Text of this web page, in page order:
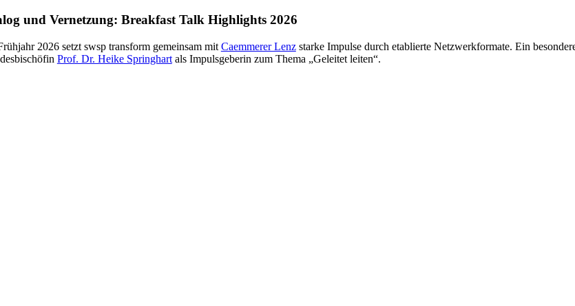
und Vernetzung: Breakfast Talk Highlights 2026
2026 setzt swsp transform gemeinsam mit Caemmerer Lenzstarke Impulse durch etablierte Netzwerkformate. Ein
Prof. Dr. Heike Springhartals Impulsgeberin zum Thema „Geleitet leiten“.